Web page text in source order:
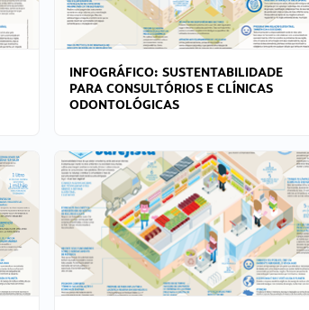
INFOGRÁFICO: SUSTENTABILIDADE
PARA CONSULTÓRIOS E CLÍNICAS
ODONTOLÓGICAS